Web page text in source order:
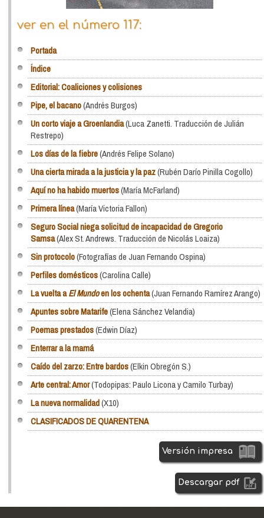
ver en el número 117:
Portada
Índice
Editorial: Coaliciones y colisiones
Pipe, el bacano(Andrés Burgos)
Un corto viaje a Groenlandia(Luca Zanetti. Traducción de Julián
Restrepo)
Los días de la fiebre(Andrés Felipe Solano)
Una cierta mirada a la justicia y la paz(Rubén Darío Pinilla Cogollo)
Aquí no ha habido muertos(María McFarland)
Primera línea(María Victoria Fallon)
Seguro Social niega solicitud de incapacidad de Gregorio
Samsa(Alex St. Andrews. Traducción de Nicolás Loaiza)
Sin protocolo(Fotografías de Juan Fernando Ospina)
Perfiles domésticos(Carolina Calle)
La vuelta aEl Mundoen los ochenta(Juan Fernando Ramírez Arango)
Apuntes sobre Matarife(Elena Sánchez Velandia)
Poemas prestados(Edwin Díaz)
Enterrar a la mamá
Caído del zarzo: Entre bardos(Elkin Obregón S.)
Arte central: Amor(Todopipas: Paulo Licona y Camilo Turbay)
La nueva normalidad(X10)
CLASIFICADOS DE QUARENTENA
Versión impresa
Descargar pdf